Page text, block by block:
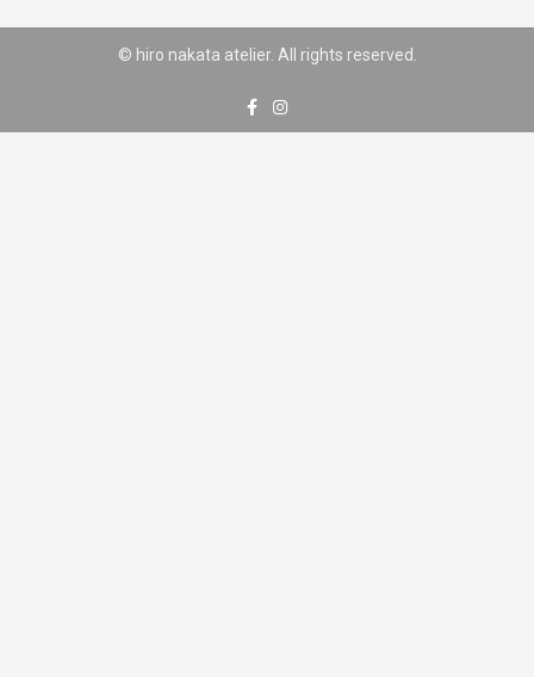
© hiro nakata atelier. All rights reserved.